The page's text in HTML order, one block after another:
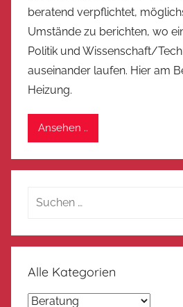
beratend verpflichtet,
Umstände zu berichten, wo
Politik und Wissenschaft/
auseinander laufen. Hier am
Heizung.
Ansehen ..
Suchen
Alle Kategorien
Alle